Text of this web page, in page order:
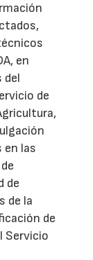
en
del
de
en las
de
de la
de
Servicio